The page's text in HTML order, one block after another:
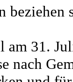
am 31.
nach